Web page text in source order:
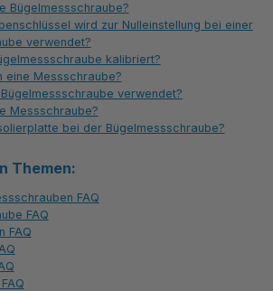
Bügelmessschraube?
wird zur Nulleinstellung bei einer
verwendet?
kalibriert?
eine Messschraube?
verwendet?
Messschraube?
bei der Bügelmessschraube?
Themen:
FAQ
FAQ
FAQ